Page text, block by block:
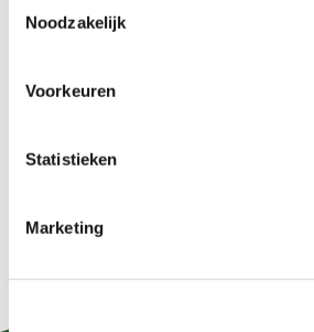
Noodzakelijk
Voorkeuren
Statistieken
Marketing